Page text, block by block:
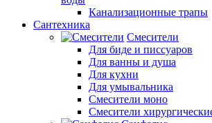
Канализационные трапы
Сантехника
Смесители
Для биде и писсуаров
Для ванны и душа
Для кухни
Для умывальника
Смесители моно
Смесители